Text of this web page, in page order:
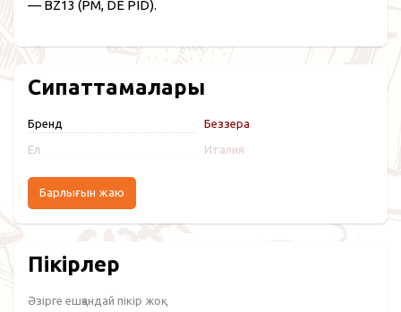
— BZ13 (PM, DE PID).
Сипаттамалары
Бренд Беззера
Ел Италия
Барлығын жаю
Пікірлер
Әзірге ешқандай пікір жоқ.